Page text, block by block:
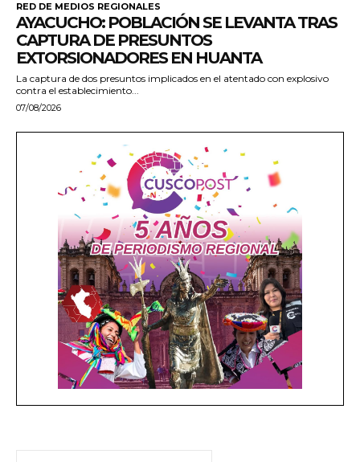
RED DE MEDIOS REGIONALES
AYACUCHO: POBLACIÓN SE LEVANTA TRAS
CAPTURA DE PRESUNTOS
EXTORSIONADORES EN HUANTA
La captura de dos presuntos implicados en el atentado con explosivo
contra el establecimiento...
07/08/2026